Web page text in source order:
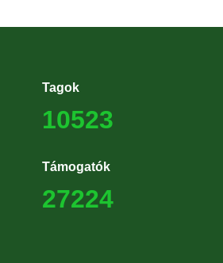
Tagok
10523
Támogatók
27224